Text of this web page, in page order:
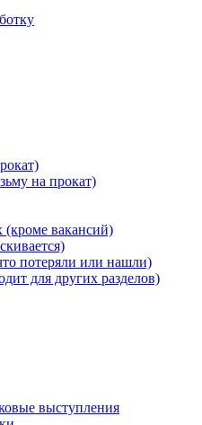
на прокат)
(кроме вакансий)
потеряли или нашли)
для других разделов)
выступления